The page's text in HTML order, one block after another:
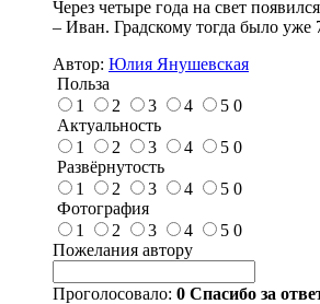
Через четыре года на свет
– Иван. Градскому тогда было уже
Автор: Юлия Янушевская
Польза
1
2 3 4 5 0
Актуальность
1
2 3 4 5 0
Развёрнутость
1
2 3 4 5 0
Фотография
1
2 3 4 5 0
Пожелания автору
Проголосовало: 0 Спасибо за